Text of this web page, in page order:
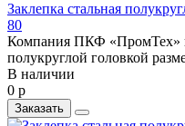
Заклепка стальная
80
Компания ПКФ «ПромТех»
полукруглой головкой
В наличии
0 р
Заказать